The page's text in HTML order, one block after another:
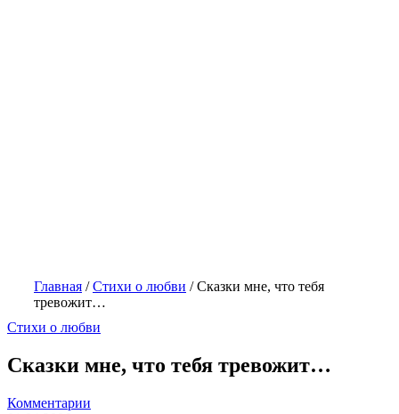
Главная /Стихи о любви /Сказки мне, что тебя
тревожит…
Стихи о любви
Сказки мне, что тебя тревожит…
Комментарии